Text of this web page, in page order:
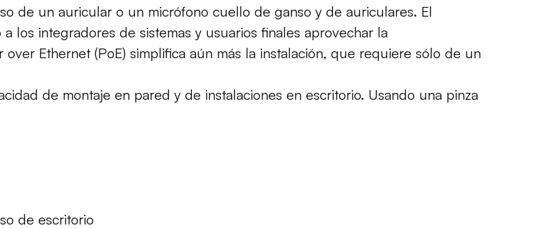
de un auricular o un micrófono cuello de ganso y de auriculares. El
a los integradores de sistemas y usuarios finales aprovechar la
over Ethernet (PoE) simplifica aún más la instalación, que requiere sólo de un
de montaje en pared y de instalaciones en escritorio. Usando una pinza
de escritorio